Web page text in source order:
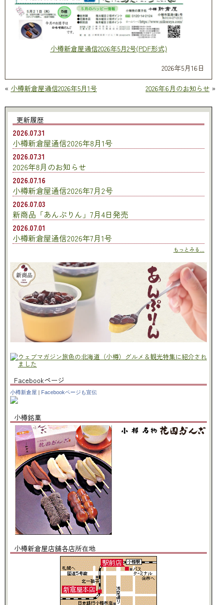
小樽新倉屋通信2026年5月2号(PDF形式)
2026年5月16日
« 小樽新倉屋通信2026年5月1号 2026年6月のお知らせ »
更新履歴
2026.07.31
小樽新倉屋通信2026年8月1号
2026.07.31
2026年8月のお知らせ
2026.07.16
小樽新倉屋通信2026年7月2号
2026.07.03
新商品「あんぷりん」7月4日発売
2026.07.01
小樽新倉屋通信2026年7月1号
もっとみる...
Facebookページ
小樽新倉屋 | Facebookページも宣伝
小樽銘菓
小樽新倉屋店舗各店所在地